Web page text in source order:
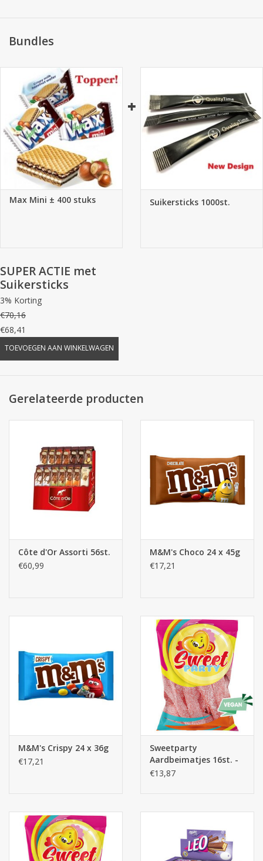
Bundles
Max Mini ± 400 stuks Suikersticks 1000st.
SUPER ACTIE met
Suikersticks
3% Korting
€70,16
€68,41
TOEVOEGEN AAN WINKELWAGEN
Gerelateerde producten
Côte d'Or Assorti 56st.
€60,99
M&M's Choco 24 x 45g
€17,21
M&M's Crispy 24 x 36g
€17,21
Sweetparty
Aardbeimatjes 16st. -
snoepzakjes
€13,87